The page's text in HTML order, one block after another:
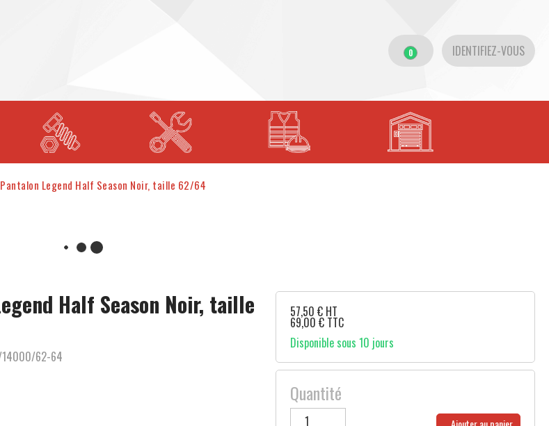
0 IDENTIFIEZ-VOUS
Pantalon Legend Half Season Noir, taille 62/64
Half Season Noir, taille
62-64
57,50€ HT
69,00€ TTC
Disponible sous 10 jours
Quantité